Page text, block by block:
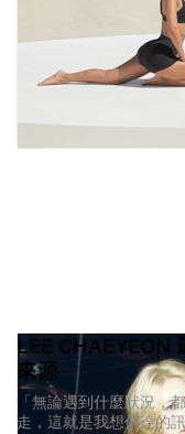
LEE
來源
「無論遇到什麼狀況，
走，這就是我想傳達的